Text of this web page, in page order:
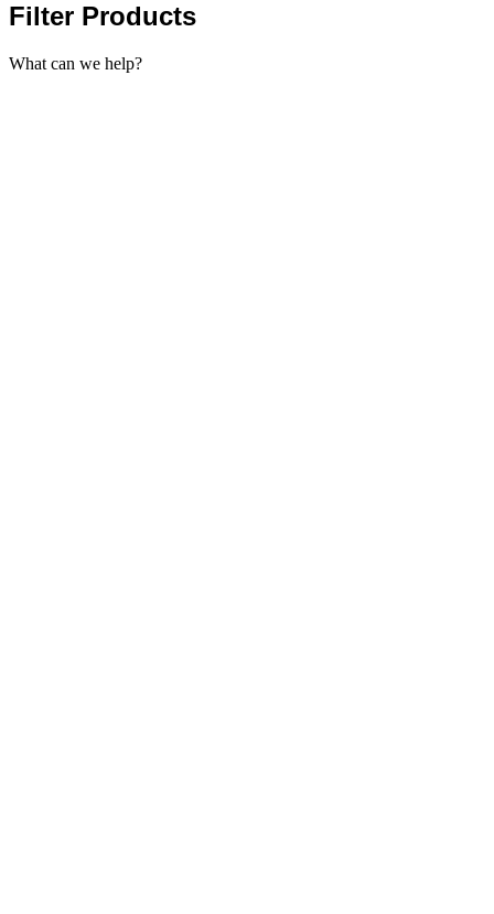
Filter Products
What can we help?